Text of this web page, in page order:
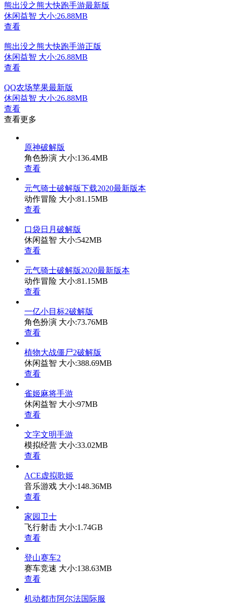
熊出没之熊大快跑手游最新版
休闲益智 大小:26.88MB
查看
熊出没之熊大快跑手游正版
休闲益智 大小:26.88MB
查看
QQ农场苹果最新版
休闲益智 大小:26.88MB
查看
查看更多
原神破解版
角色扮演 大小:136.4MB
查看
元气骑士破解版下载2020最新版本
动作冒险 大小:81.15MB
查看
口袋日月破解版
休闲益智 大小:542MB
查看
元气骑士破解版2020最新版本
动作冒险 大小:81.15MB
查看
一亿小目标2破解版
角色扮演 大小:73.76MB
查看
植物大战僵尸2破解版
休闲益智 大小:388.69MB
查看
雀姬麻将手游
休闲益智 大小:97MB
查看
文字文明手游
模拟经营 大小:33.02MB
查看
ACE虚拟歌姬
音乐游戏 大小:148.36MB
查看
家园卫士
飞行射击 大小:1.74GB
查看
登山赛车2
赛车竞速 大小:138.63MB
查看
机动都市阿尔法国际服